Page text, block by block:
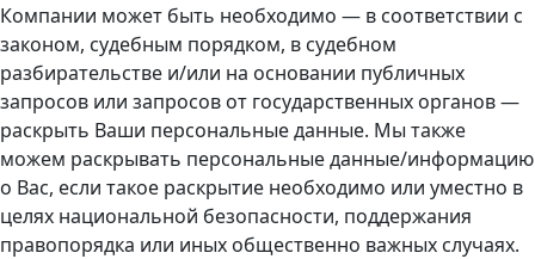
Компании может быть необходимо — в соответствии с
законом, судебным порядком, в судебном
разбирательстве и/или на основании публичных
запросов или запросов от государственных органов —
раскрыть Ваши персональные данные. Мы также
можем раскрывать персональные данные/информацию
о Вас, если такое раскрытие необходимо или уместно в
целях национальной безопасности, поддержания
правопорядка или иных общественно важных случаях.